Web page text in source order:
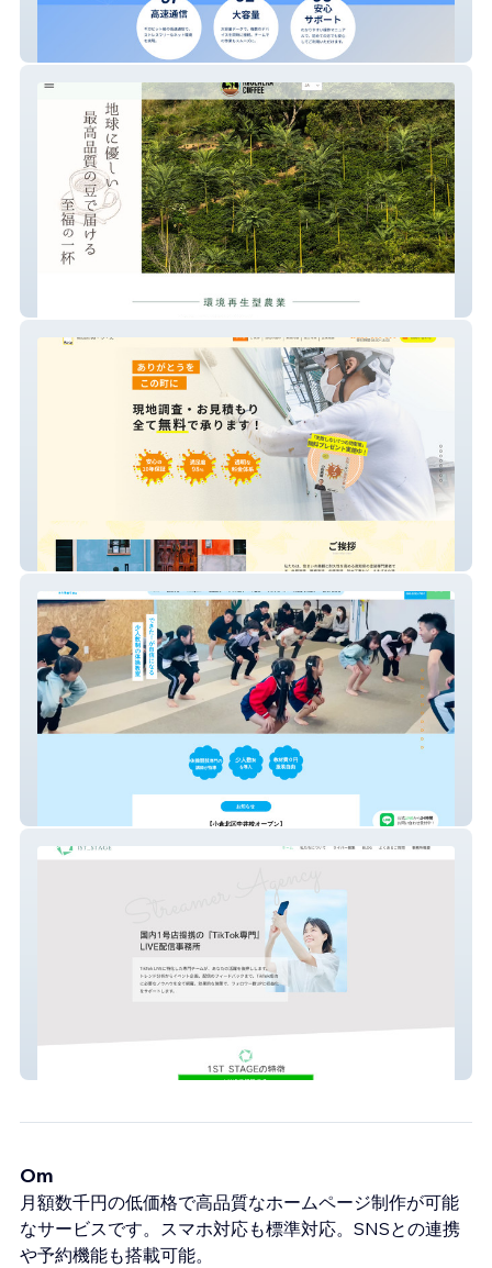
つながるWI-FI
株式会社リジェネ―ラコーヒー
株式会社ぬりえ
Om
月額数千円の低価格で高品質なホームページ制作が可能
なサービスです。スマホ対応も標準対応。SNSとの連携
や予約機能も搭載可能。